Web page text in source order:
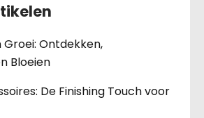
Ontdekken,
Bloeien
De Finishing Touch voor